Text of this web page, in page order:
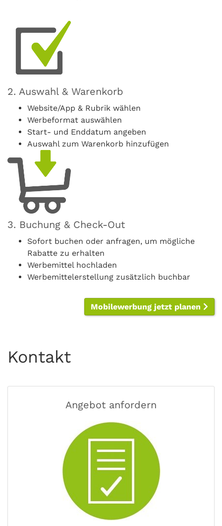
2. Auswahl & Warenkorb
Website/App & Rubrik wählen
Werbeformat auswählen
Start- und Enddatum angeben
Auswahl zum Warenkorb hinzufügen
3. Buchung & Check-Out
Sofort buchen oder anfragen, um mögliche
Rabatte zu erhalten
Werbemittel hochladen
Werbemittelerstellung zusätzlich buchbar
Mobilewerbung jetzt planen
Kontakt
Angebot anfordern